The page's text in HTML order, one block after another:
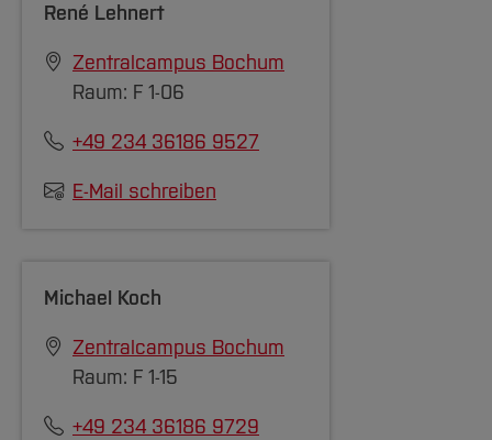
René Lehnert
Zentralcampus Bochum
Raum: F 1-06
+49 234 36186 9527
E-Mail schreiben
Michael Koch
Zentralcampus Bochum
Raum: F 1-15
+49 234 36186 9729